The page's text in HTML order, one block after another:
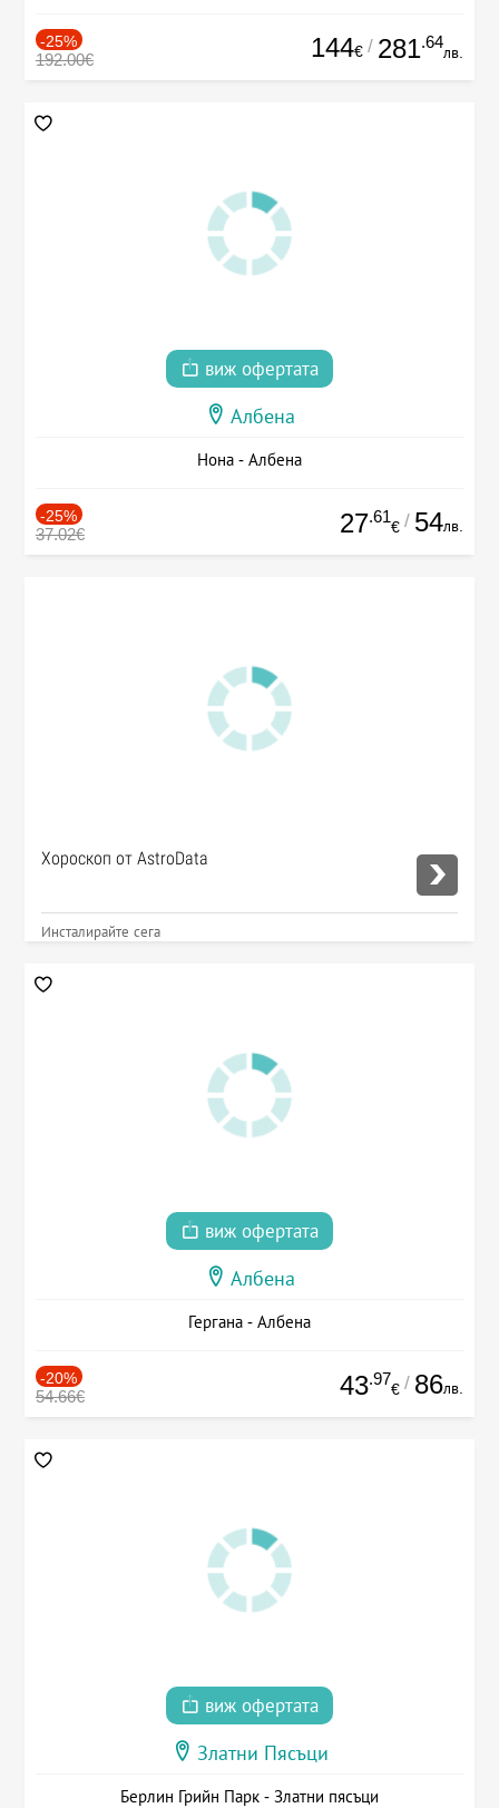
-25%
192.00€ 144€ / 281.64
лв.
виж офертата
Албена
Нона - Албена
-25%
37.02€ 27.61
€ / 54лв.
Хороскоп от AstroData
Инсталирайте сега
виж офертата
Албена
Гергана - Албена
-20%
54.66€ 43.97
€ / 86лв.
виж офертата
Златни Пясъци
Берлин Грийн Парк - Златни пясъци